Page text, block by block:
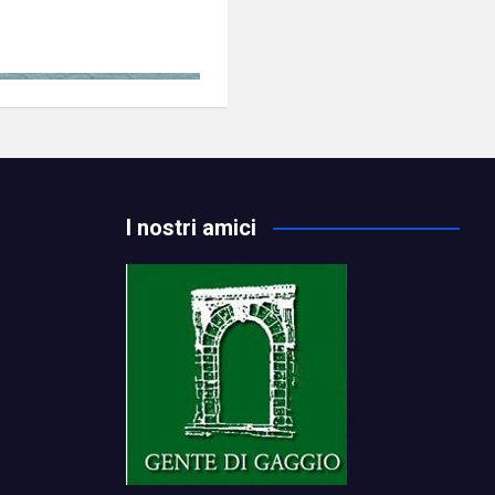
I nostri amici